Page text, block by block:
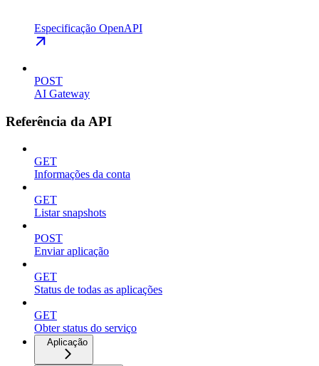
Especificação OpenAPI
POST
AI Gateway
Referência da API
GET
Informações da conta
GET
Listar snapshots
POST
Enviar aplicação
GET
Status de todas as aplicações
GET
Obter status do serviço
Aplicação